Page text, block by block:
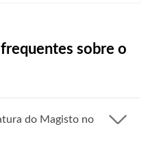
sobre o
do Magisto no